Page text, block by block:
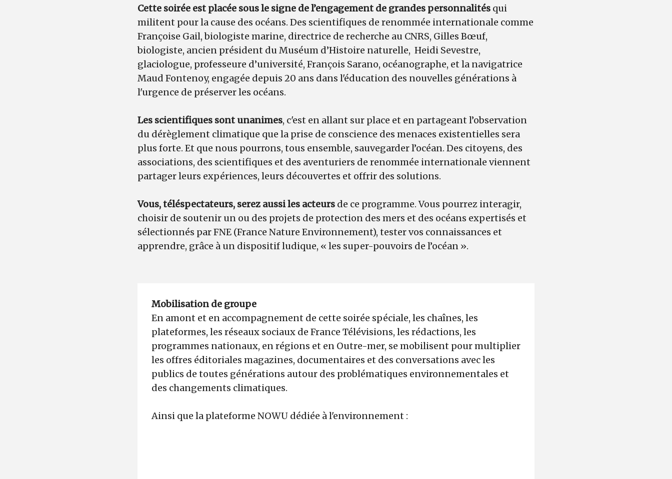
Cette soirée est placée sous le signe de l’engagement de grandes personnalités qui
militent pour la cause des océans. Des scientifiques de renommée internationale comme
Françoise Gail, biologiste marine, directrice de recherche au CNRS, Gilles Bœuf,
biologiste, ancien président du Muséum d’Histoire naturelle, Heidi Sevestre,
glaciologue, professeure d’université, François Sarano, océanographe, et la navigatrice
Maud Fontenoy, engagée depuis 20 ans dans l'éducation des nouvelles générations à
l'urgence de préserver les océans.
Les scientifiques sont unanimes, c'est en allant sur place et en partageant l’observation
du dérèglement climatique que la prise de conscience des menaces existentielles sera
plus forte. Et que nous pourrons, tous ensemble, sauvegarder l’océan. Des citoyens, des
associations, des scientifiques et des aventuriers de renommée internationale viennent
partager leurs expériences, leurs découvertes et offrir des solutions.
Vous, téléspectateurs, serez aussi les acteurs de ce programme. Vous pourrez interagir,
choisir de soutenir un ou des projets de protection des mers et des océans expertisés et
sélectionnés par FNE (France Nature Environnement), tester vos connaissances et
apprendre, grâce à un dispositif ludique, « les super-pouvoirs de l’océan ».
Mobilisation de groupe
En amont et en accompagnement de cette soirée spéciale, les chaînes, les
plateformes, les réseaux sociaux de France Télévisions, les rédactions, les
programmes nationaux, en régions et en Outre-mer, se mobilisent pour multiplier
les offres éditoriales magazines, documentaires et des conversations avec les
publics de toutes générations autour des problématiques environnementales et
des changements climatiques.
Ainsi que la plateforme NOWU dédiée à l'environnement :